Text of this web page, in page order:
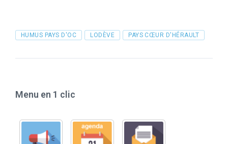
Tags
HUMUS PAYS D'OC LODÈVE PAYS CŒUR D'HÉRAULT
Menu en 1 clic